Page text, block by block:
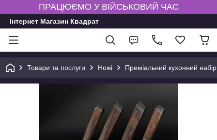
ПРАЦЮЄМО У ВІЙСЬКОВИЙ ЧАС
Інтернет Магазин Квадрат
Товари та послуги Ножі Преміальний кухонний